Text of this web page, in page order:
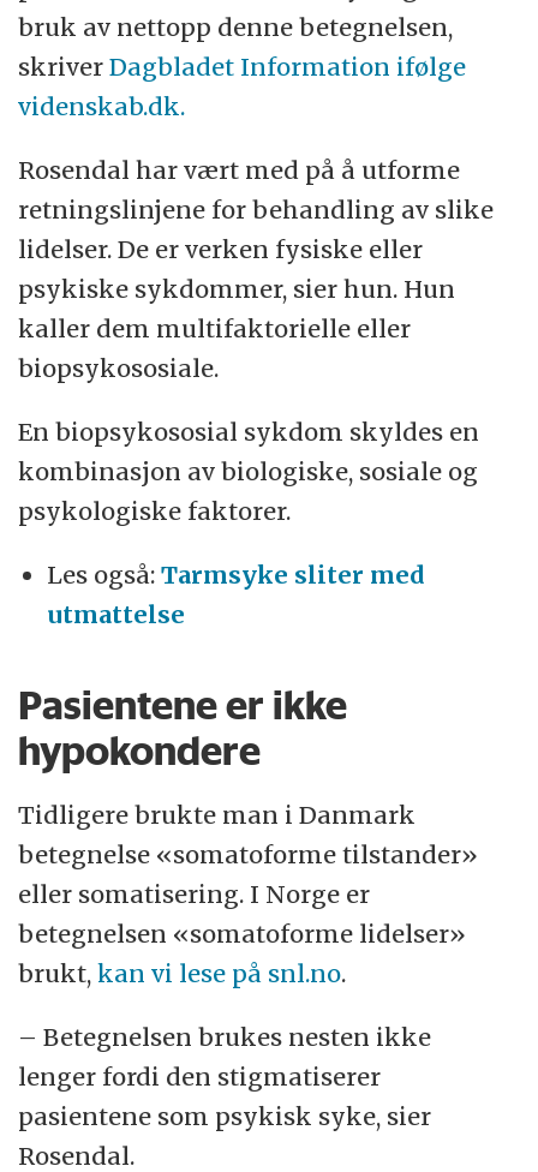
bruk av nettopp denne betegnelsen,
skriverDagbladet Information ifølge
videnskab.dk.
Rosendal har vært med på å utforme
retningslinjene for behandling av slike
lidelser. De er verken fysiske eller
psykiske sykdommer, sier hun. Hun
kaller dem multifaktorielle eller
biopsykososiale.
En biopsykososial sykdom skyldes en
kombinasjon av biologiske, sosiale og
psykologiske faktorer.
Les også:Tarmsyke sliter med
utmattelse
Pasientene er ikke
hypokondere
Tidligere brukte man i Danmark
betegnelse «somatoforme tilstander»
eller somatisering. I Norge er
betegnelsen «somatoforme lidelser»
brukt,kan vi lese på snl.no.
– Betegnelsen brukes nesten ikke
lenger fordi den stigmatiserer
pasientene som psykisk syke, sier
Rosendal.